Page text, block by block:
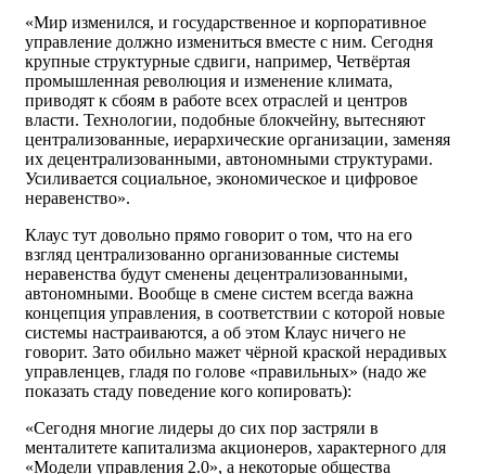
«Мир изменился, и государственное и корпоративное
управление должно измениться вместе с ним. Сегодня
крупные структурные сдвиги, например, Четвёртая
промышленная революция и изменение климата,
приводят к сбоям в работе всех отраслей и центров
власти. Технологии, подобные блокчейну, вытесняют
централизованные, иерархические организации, заменяя
их децентрализованными, автономными структурами.
Усиливается социальное, экономическое и цифровое
неравенство».
Клаус тут довольно прямо говорит о том, что на его
взгляд централизованно организованные системы
неравенства будут сменены децентрализованными,
автономными. Вообще в смене систем всегда важна
концепция управления, в соответствии с которой новые
системы настраиваются, а об этом Клаус ничего не
говорит. Зато обильно мажет чёрной краской нерадивых
управленцев, гладя по голове «правильных» (надо же
показать стаду поведение кого копировать):
«Сегодня многие лидеры до сих пор застряли в
менталитете капитализма акционеров, характерного для
«Модели управления 2.0», а некоторые общества